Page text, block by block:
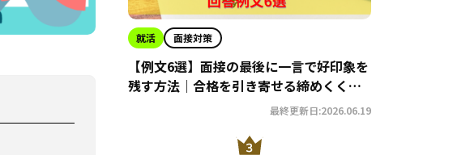
就活 面接対策
【例文6選】面接の最後に一言で好印象を
残す方法｜合格を引き寄せる締めくくり
最終更新日:2026.06.19